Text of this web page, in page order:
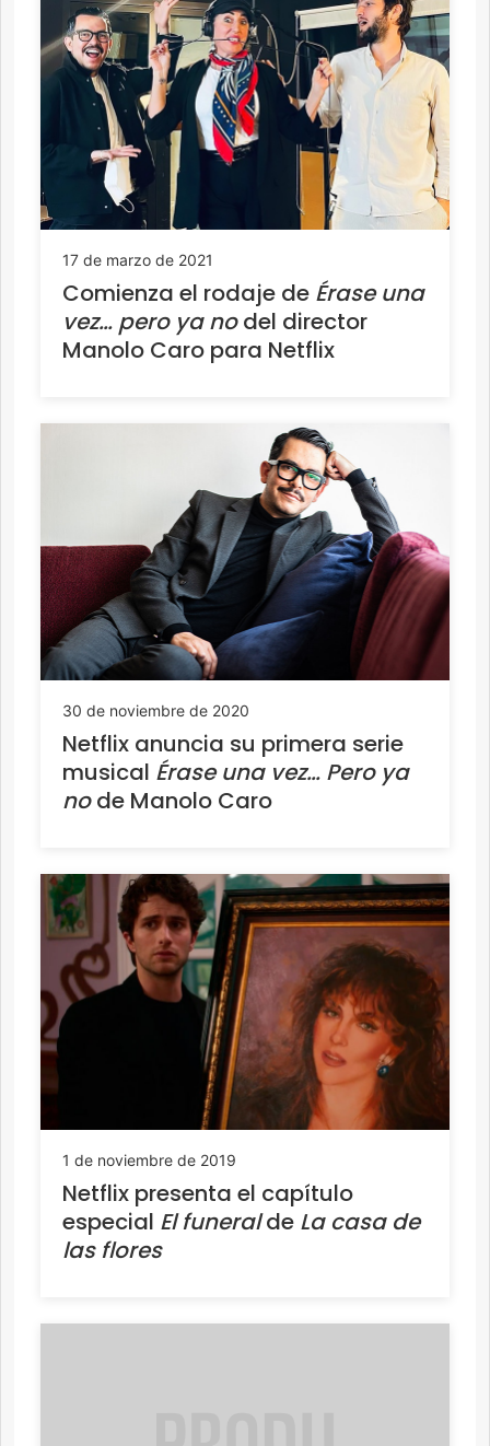
17 de marzo de 2021
Comienza el rodaje de Érase una
vez… pero ya nodel director
Manolo Caro para Netflix
30 de noviembre de 2020
Netflix anuncia su primera serie
musical Érase una vez… Pero ya
node Manolo Caro
1 de noviembre de 2019
Netflix presenta el capítulo
especial El funeralde La casa de
las flores